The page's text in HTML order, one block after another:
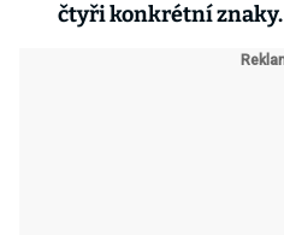
čtyři konkrétní znaky.